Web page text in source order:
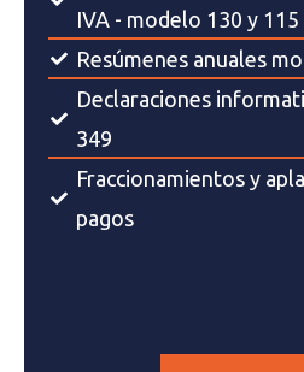
IVA - modelo 130 y 115
Resúmenes anuales
Declaraciones
349
Fraccionamientos y
pagos